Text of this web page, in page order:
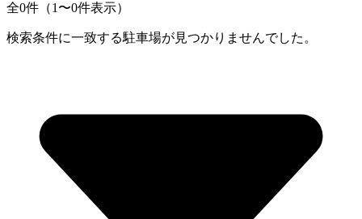
全0件（1〜0件表示）
検索条件に一致する駐車場が見つかりませんでした。